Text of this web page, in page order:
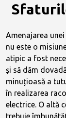
Amenajarea
nu este o
atipic a fost
și să dăm
minuțioasă a
în realizarea
electrice. O altă
trebuie